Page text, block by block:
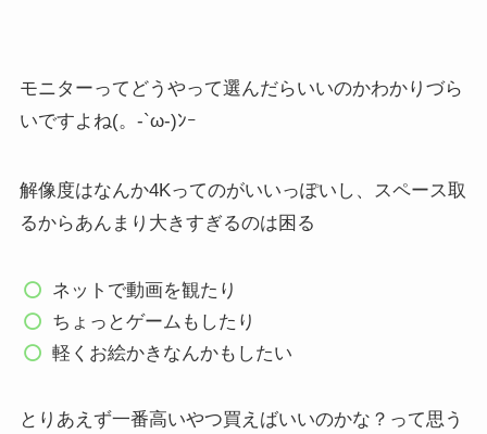
モニターってどうやって選んだらいいのかわかりづら
いですよね(。-`ω-)ﾝｰ
解像度はなんか4Kってのがいいっぽいし、スペース取
るからあんまり大きすぎるのは困る
ネットで動画を観たり
ちょっとゲームもしたり
軽くお絵かきなんかもしたい
とりあえず一番高いやつ買えばいいのかな？って思う